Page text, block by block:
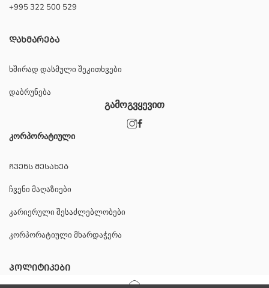
+995 322 500 529
ᲓᲐᲮᲛᲐᲠᲔᲑᲐ
ხშირად დასმული შეკითხვები
დაბრუნება
კორპორატიული
ᲩᲕᲔᲜᲡ ᲨᲔᲡᲐᲮᲔᲑ
ჩვენი მაღაზიები
კარიერული შესაძლებლობები
კორპორატიული მხარდაჭერა
ᲞᲝᲚᲘᲢᲘᲙᲔᲑᲘ
გამოგვყევით